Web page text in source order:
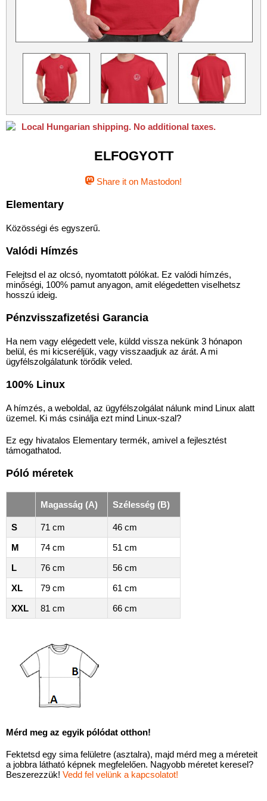
Qubes OS ReactOS
Slackware Taskwarrior
Ubuntu MATE Ubuntu Studio VLC
Xubuntu
Local Hungarian shipping. No additional taxes.
ELFOGYOTT
Share it on Mastodon!
Elementary
Közösségi és egyszerű.
Valódi Hímzés
Felejtsd el az olcsó, nyomtatott pólókat. Ez valódi hímzés,
minőségi, 100% pamut anyagon, amit elégedetten viselhetsz
hosszú ideig.
Pénzvisszafizetési Garancia
Ha nem vagy elégedett vele, küldd vissza nekünk 3 hónapon
belül, és mi kicseréljük, vagy visszaadjuk az árát. A mi
ügyfélszolgálatunk törődik veled.
100% Linux
A hímzés, a weboldal, az ügyfélszolgálat nálunk mind Linux alatt
üzemel. Ki más csinálja ezt mind Linux-szal?
Ez egy hivatalos Elementary termék, amivel a fejlesztést
támogathatod.
Póló méretek
Magasság (A) Szélesség (B)
S 71 cm
46 cm
M
74 cm
51 cm
L
76 cm
56 cm
XL
79 cm
61 cm
XXL
81 cm 66 cm
Mérd meg az egyik pólódat otthon!
Fektetsd egy sima felületre (asztalra), majd mérd meg a méreteit
a jobbra látható képnek megfelelően. Nagyobb méretet keresel?
Beszerezzük! Vedd fel velünk a kapcsolatot!